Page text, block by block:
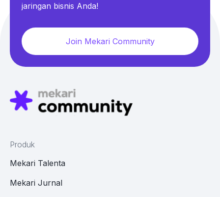
jaringan bisnis Anda!
Join Mekari Community
Produk
Mekari Talenta
Mekari Jurnal